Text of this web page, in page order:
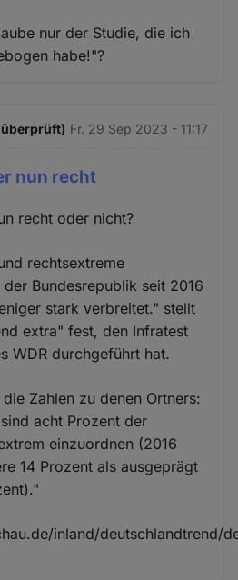
nur der Studie, die ich
habe!"?
Fr. 29 Sep 2023 - 11:17
nun recht
recht oder nicht?
rechtsextreme
Bundesrepublik seit 2016
stark verbreitet." stellt
extra" fest, den Infratest
WDR durchgeführt hat.
Zahlen zu denen Ortners:
acht Prozent der
einzuordnen (2016
14 Prozent als ausgeprägt
inland/deutschlandtrend/